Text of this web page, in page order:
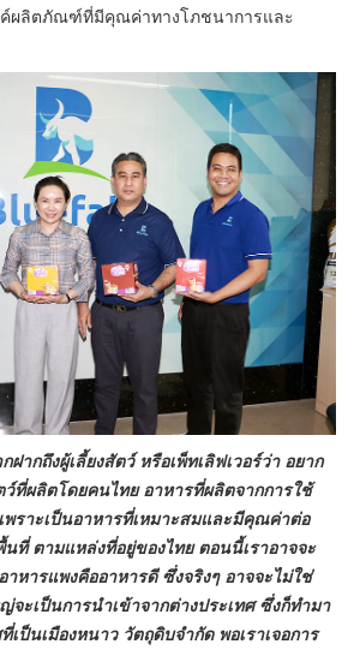
ค์ผลิตภัณฑ์ที่มีคุณค่าทางโภชนาการและ
ถึงผู้เลี้ยงสัตว์ หรือเพ็ทเลิฟเวอร์ว่า อยาก
ว์ที่ผลิตโดยคนไทย อาหารที่ผลิตจากการใช้
พราะเป็นอาหารที่เหมาะสมและมีคุณค่าต่อ
ที่ ตามแหล่งที่อยู่ของไทย ตอนนี้เราอาจจะ
หารแพงคืออาหารดี ซึ่งจริงๆ อาจจะไม่ใช่
จะเป็นการนำเข้าจากต่างประเทศ ซึ่งก็ทำมา
เป็นเมืองหนาว วัตถุดิบจำกัด พอเราเจอการ